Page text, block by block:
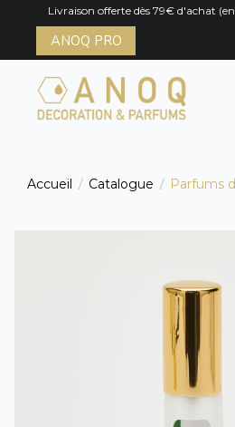
Livraison offerte dès 79€ d'achat
ANOQ PRO
Accueil / Catalogue / Parfums